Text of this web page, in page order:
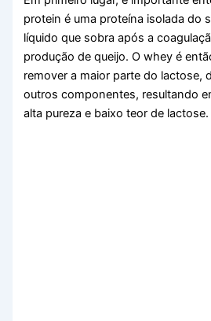
protein é uma proteína isolada do
líquido que sobra após a
produção de queijo. O whey é
remover a maior parte do lactose,
outros componentes, resultando
alta pureza e baixo teor de lactose.